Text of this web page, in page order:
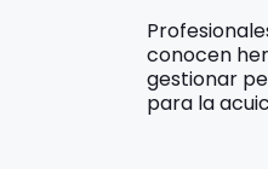
conocen
gestionar
para la